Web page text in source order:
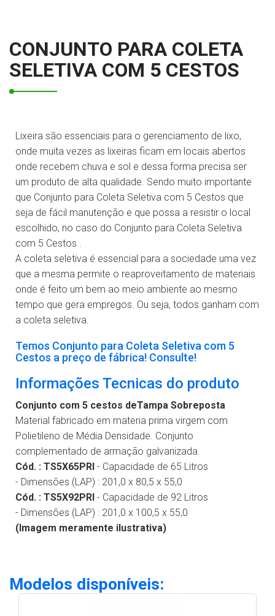
CONJUNTO PARA COLETA
SELETIVA COM 5 CESTOS
Lixeira são essenciais para o gerenciamento de lixo,
onde muita vezes as lixeiras ficam em locais abertos
onde recebem chuva e sol e dessa forma precisa ser
um produto de alta qualidade. Sendo muito importante
que Conjunto para Coleta Seletiva com 5 Cestos que
seja de fácil manutenção e que possa a resistir o local
escolhido, no caso do Conjunto para Coleta Seletiva
com 5 Cestos .
A coleta seletiva é essencial para a sociedade uma vez
que a mesma permite o reaproveitamento de materiais
onde é feito um bem ao meio ambiente ao mesmo
tempo que gera empregos. Ou seja, todos ganham com
a coleta seletiva.
Temos Conjunto para Coleta Seletiva com 5
Cestos a preço de fábrica! Consulte!
Informações Tecnicas do produto
Conjunto com 5 cestos deTampa Sobreposta
Material fabricado em materia prima virgem com
Polietileno de Média Densidade. Conjunto
complementado de armação galvanizada.
Cód. : TS5X65PRI - Capacidade de 65 Litros
- Dimensões (LAP) : 201,0 x 80,5 x 55,0
Cód. : TS5X92PRI - Capacidade de 92 Litros
- Dimensões (LAP) : 201,0 x 100,5 x 55,0
(Imagem meramente ilustrativa)
Modelos disponíveis: